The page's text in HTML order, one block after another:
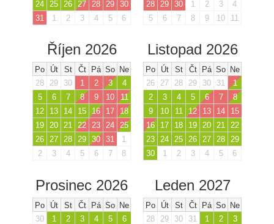
24
25 26 27 28 29 30
31
1 2 3 4 5 6
28
29 30 1 2 3
4
5
6 7 8 9 10 11
Říjen 2026
Po Út St Čt Pá So Ne
28
29 30 1 2 3
4
5
6 7 8 9 10
11
12
13 14 15 16 17
18
19 20 21 22 23 24 25
26 27 28 29 30 31
1
2
3 4 5 6 7 8
Listopad 2026
Po Út St Čt Pá So Ne
26
27 28 29 30 31
1
2
3 4 5 6 7
8
9
10 11 12 13 14
15
16
17 18 19 20 21 22
23 24 25 26 27 28 29
30
1 2 3 4 5 6
Prosinec 2026
Po Út St Čt Pá So Ne
30
1 2 3 4 5
6
Leden 2027
Po Út St Čt Pá So Ne
28
29 30 31 1 2
3